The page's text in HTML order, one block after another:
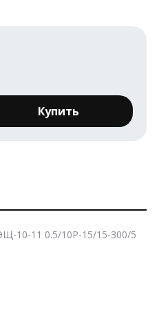
Купить
10-11 0.5/10Р-15/15-300/5